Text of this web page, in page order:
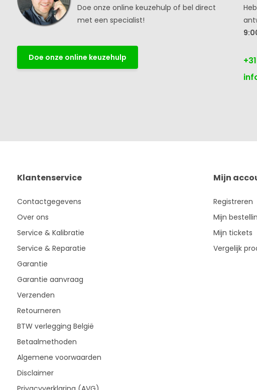
Doe onze online keuzehulp of bel direct
met een specialist!
Doe onze online keuzehulp
Klantenservice
Contactgegevens
Over ons
Service & Kalibratie
Service & Reparatie
Garantie
Garantie aanvraag
Verzenden
Retourneren
BTW verlegging België
Betaalmethoden
Algemene voorwaarden
Disclaimer
Mijn
Registreren
Mijn
Mijn tickets
Vergelijk